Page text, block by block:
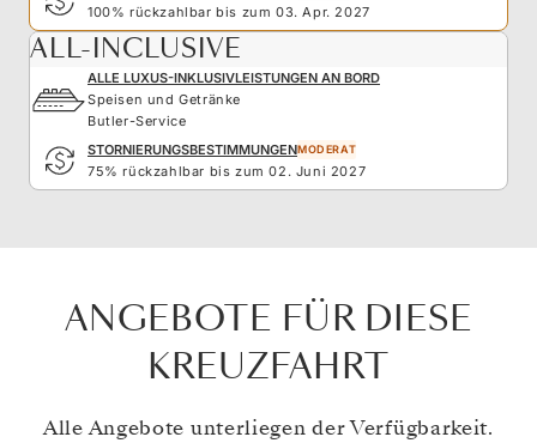
100% rückzahlbar bis zum 03. Apr. 2027
ALL-INCLUSIVE
ALLE LUXUS-INKLUSIVLEISTUNGEN AN BORD
Speisen und Getränke
Butler-Service
STORNIERUNGSBESTIMMUNGENMODERAT
75% rückzahlbar bis zum 02. Juni 2027
ANGEBOTE FÜR DIESE
KREUZFAHRT
Alle Angebote unterliegen der Verfügbarkeit.